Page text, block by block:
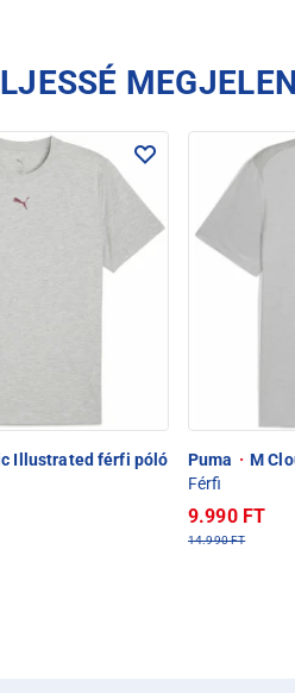
Illustrated férfi póló
Puma · M
Férfi
9.990 FT
14.990 FT